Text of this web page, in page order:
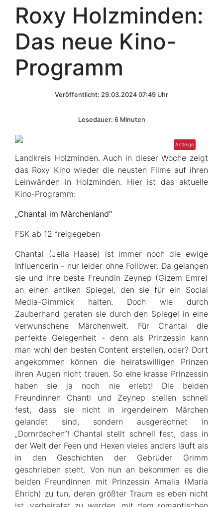
Roxy Holzminden:
Das neue Kino-
Programm
Veröffentlicht: 29.03.2024 07:49 Uhr
Lesedauer: 6 Minuten
Landkreis Holzminden. Auch in dieser Woche zeigt
das Roxy Kino wieder die neusten Filme auf ihren
Leinwänden in Holzminden. Hier ist das aktuelle
Kino-Programm:
„Chantal im Märchenland“
FSK ab 12 freigegeben
Chantal (Jella Haase) ist immer noch die ewige
Influencerin - nur leider ohne Follower. Da gelangen
sie und ihre beste Freundin Zeynep (Gizem Emre)
an einen antiken Spiegel, den sie für ein Social
Media-Gimmick halten. Doch wie durch
Zauberhand geraten sie durch den Spiegel in eine
verwunschene Märchenwelt. Für Chantal die
perfekte Gelegenheit - denn als Prinzessin kann
man wohl den besten Content erstellen, oder? Dort
angekommen können die heiratswilligen Prinzen
ihren Augen nicht trauen. So eine krasse Prinzessin
haben sie ja noch nie erlebt! Die beiden
Freundinnen Chanti und Zeynep stellen schnell
fest, dass sie nicht in irgendeinem Märchen
gelandet sind, sondern ausgerechnet in
„Dornröschen“! Chantal stellt schnell fest, dass in
der Welt der Feen und Hexen vieles anders läuft als
in den Geschichten der Gebrüder Grimm
geschrieben steht. Von nun an bekommen es die
beiden Freundinnen mit Prinzessin Amalia (Maria
Ehrich) zu tun, deren größter Traum es eben nicht